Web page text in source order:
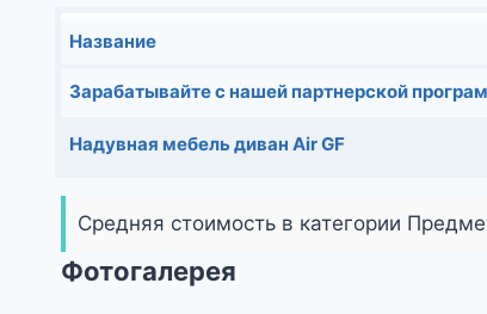
Название
Зарабатывайте с нашей партнерской
Надувная мебель диван Air GF
Средняя стоимость в категории
Фотогалерея